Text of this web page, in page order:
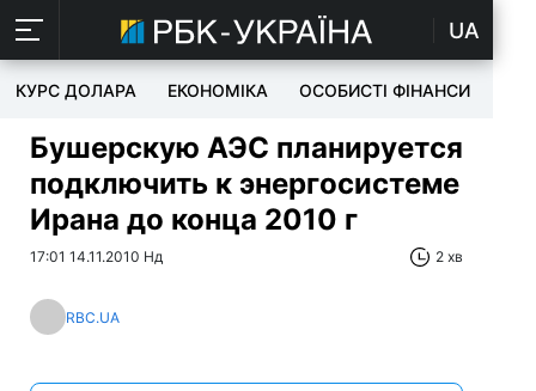
UA
КУРС ДОЛАРА ЕКОНОМІКА ОСОБИСТІ ФІНАНСИ
Бушерскую АЭС планируется
подключить к энергосистеме
Ирана до конца 2010 г
17:01 14.11.2010 Нд 2 хв
RBC.UA